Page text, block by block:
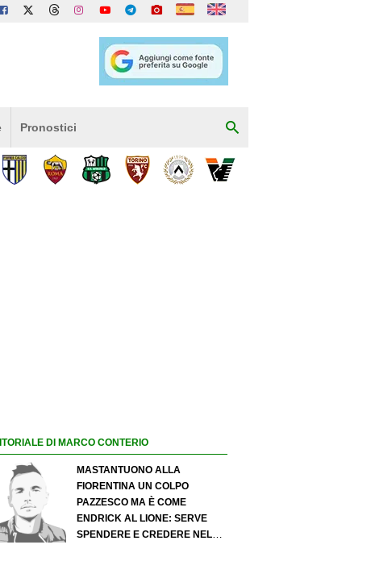
Pronostici
DI MARCO CONTERIO
MASTANTUONO ALLA
FIORENTINA UN COLPO
PAZZESCO MA È COME
ENDRICK AL LIONE: SERVE
SPENDERE E CREDERE NELLO